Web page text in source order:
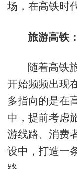
场，在高铁时
旅游高铁
随着高铁
开始频频出现
多指向的是在
中，提前考虑
游线路、消费
设中，打造一